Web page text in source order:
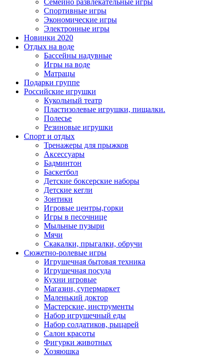
Семейно развлекательные игры
Спортивные игры
Экономические игры
Электронные игры
Новинки 2020
Отдых на воде
Бассейны надувные
Игры на воде
Матрацы
Подарки группе
Российские игрушки
Кукольный театр
Пластизолевые игрушки, пищалки.
Полесье
Резиновые игрушки
Спорт и отдых
Тренажеры для прыжков
Аксессуары
Бадминтон
Баскетбол
Детские боксерские наборы
Детские кегли
Зонтики
Игровые центры,горки
Игры в песочнице
Мыльные пузыри
Мячи
Скакалки, прыгалки, обручи
Сюжетно-ролевые игры
Игрушечная бытовая техника
Игрушечная посуда
Кухни игровые
Магазин, супермаркет
Маленький доктор
Мастерские, инструменты
Набор игрушечный еды
Набор солдатиков, рыцарей
Салон красоты
Фигурки животных
Хозяюшка